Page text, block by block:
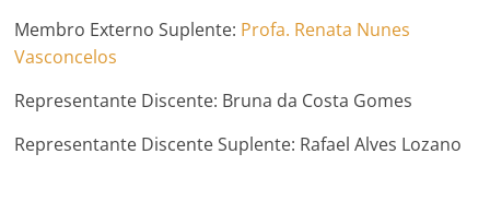
Membro Externo Suplente: Profa. Renata Nunes
Vasconcelos
Representante Discente: Bruna da Costa Gomes
Representante Discente Suplente: Rafael Alves Lozano